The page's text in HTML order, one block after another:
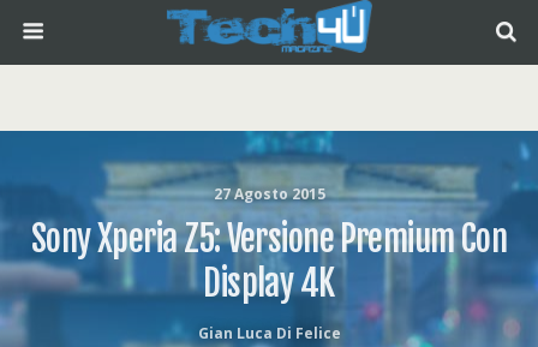
27 Agosto 2015
Sony Xperia Z5: Versione Premium Con
Display 4K
Gian Luca Di Felice